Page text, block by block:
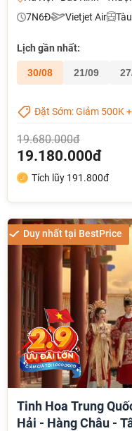
7N6Đ
Vietjet Air Tàu
Lịch gần nhất:
30/08 21/09
Đặt Sớm: Giảm 500K
19.680.000đ
19.180.000đ
Tích lũy 191.800đ
Duy nhất tại BestPrice
Tinh Hoa Trung
Hải - Hàng Châu -